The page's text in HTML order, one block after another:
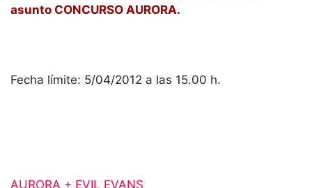
asunto CONCURSO AURORA.
Fecha límite: 5/04/2012 a las 15.00 h.
AURORA + EVIL EVANS